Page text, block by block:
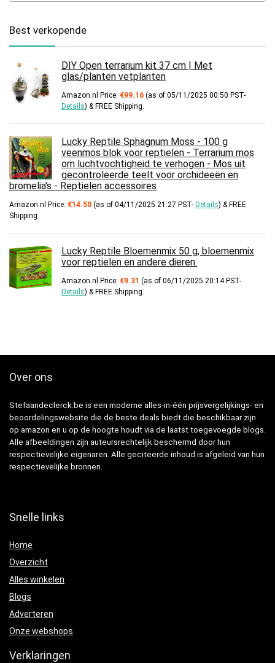
Best verkopende
DIY Open terrarium kit 37 cm | Met
glas/planten vetplanten
Amazon.nl Price: €99.16 (as of 05/11/2025 00:50 PST-
Details) & FREE Shipping
Lucky Reptile Sphagnum Moss - 100 g
veenmos blok voor reptielen - Terrarium mos
om luchtvochtigheid te verhogen - Mos uit
gecontroleerde teelt voor orchideeën en
bromelia's - Reptielen accessoires
Amazon.nl Price: €14.50 (as of 04/11/2025 21:27 PST- Details) & FREE
Shipping
Lucky Reptile Bloemenmix 50 g, bloemenmix
voor reptielen en andere dieren.
Amazon.nl Price: €9.31 (as of 06/11/2025 20:14 PST-
Details) & FREE Shipping
Over ons
Stefaandeclerck.be is een moderne alles-in-één prijsvergelijkings- en
beoordelingswebsite die de beste deals biedt die beschikbaar zijn
op amazon en u op de hoogte houdt via de laatst toegevoegde blogs.
Alle afbeeldingen zijn auteursrechtelijk beschermd door hun
respectievelijke eigenaren. Alle geciteerde inhoud is afgeleid van hun
respectievelijke bronnen.
Snelle links
Home
Overzicht
Alles winkelen
Blogs
Adverteren
Onze webshops
Verklaringen